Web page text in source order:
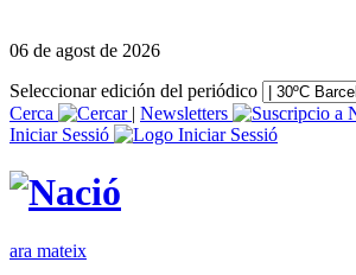
06 de agost de 2026
Seleccionar edición del periódico
Cerca
| Newsletters
Iniciar Sessió
ara mateix